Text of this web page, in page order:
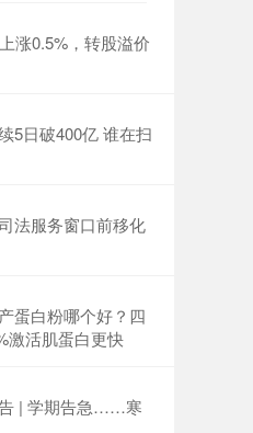
涨0.5%，转股溢价
5日破400亿 谁在扫
法服务窗口前移化
蛋白粉哪个好？四
激活肌蛋白更快
| 学期告急……寒